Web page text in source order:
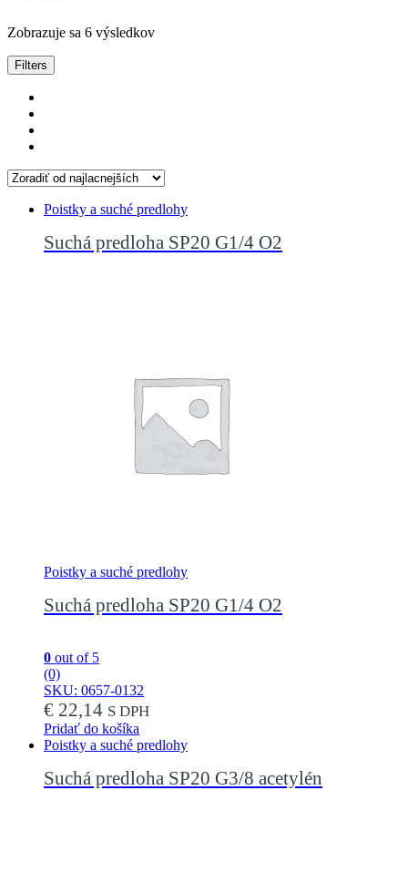
Zobrazuje sa 6 výsledkovZoradené
Filters
Poistky a suché predlohy
Suchá predloha SP20 G1/4 O2
Poistky a suché predlohy
Suchá predloha SP20 G1/4 O2
0 out of 5
(0)
SKU: 0657-0132
€ 22,14 S DPH
Pridať do košíka
Poistky a suché predlohy
Suchá predloha SP20 G3/8 acetylén